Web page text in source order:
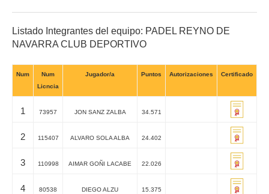
Listado Integrantes del equipo: PADEL REYNO DE
NAVARRA CLUB DEPORTIVO
Num
Num
Licncia
Jugador/a Puntos Autorizaciones Certificado
1 73957 JON SANZ ZALBA 34.571
2 115407 ALVARO SOLA ALBA 24.402
3 110998 AIMAR GOÑI LACABE 22.026
4 80538
DIEGO ALZU
15.375